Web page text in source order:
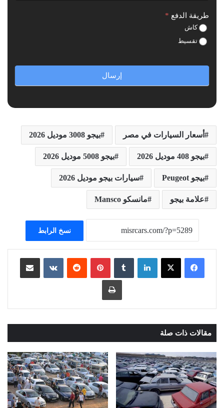
طريقة الدفع *
كاش
تقسيط
إرسال
أسعار السيارات في مصر بيجو 3008 موديل 2026
بيجو 408 موديل 2026 بيجو 5008 موديل 2026
بيجو Peugeot سيارات بيجو موديل 2026
علامة بيجو مانسكو Mansco
نسخ الرابط
لينكدإن ‏Tumblr بينتيريست
‏Reddit
‏VKontakte مشاركة عبر البريد
طباعة
مقالات ذات صلة